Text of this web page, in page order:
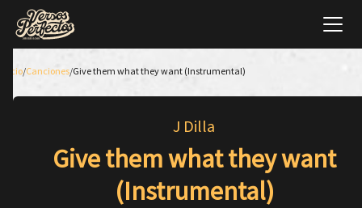
Inicio/Canciones/Give them what they want (Instrumental)
J Dilla
Give them what they want
(Instrumental)